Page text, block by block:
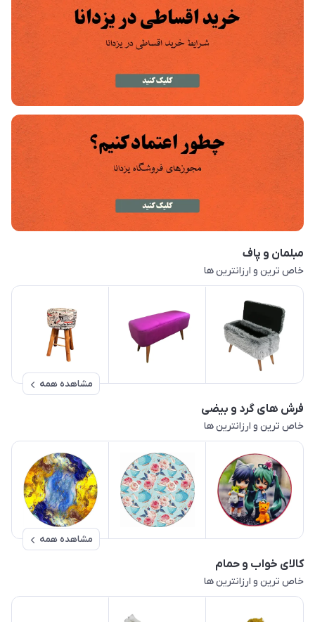
مبلمان و پاف
خاص ترین و ارزانترین ها
مشاهده همه
فرش های گرد و بیضی
خاص ترین و ارزانترین ها
مشاهده همه
کالای خواب و حمام
خاص ترین و ارزانترین ها